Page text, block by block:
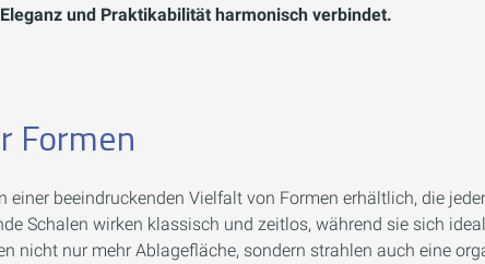
und Praktikabilität harmonisch verbindet.
Formen
einer beeindruckenden Vielfalt von Formen erhältlich, die
Schalen wirken klassisch und zeitlos, während sie sich
nicht nur mehr Ablagefläche, sondern strahlen auch eine